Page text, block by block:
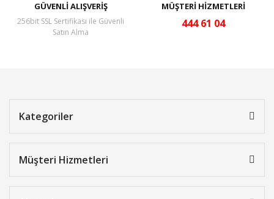
GÜVENLİ ALIŞVERİŞ
256bit SSL Sertifikası ile Güvenli
Satın Alma
MÜŞTERİ HİZMETLERİ
444 61 04
Kategoriler
Müşteri Hizmetleri